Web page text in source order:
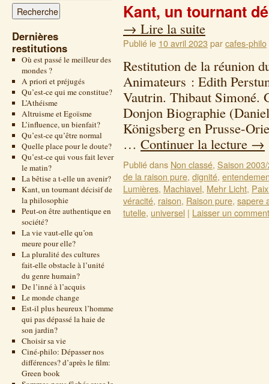
Dernières
restitutions
Où est passé le meilleur des
mondes ?
A priori et préjugés
Qu’est-ce qui me constitue?
L’Athéisme
Altruisme et Egoïsme
L’influence, un bienfait?
Qu’est-ce qu’être normal
Quelle place pour le doute?
Qu’est-ce qui vous fait lever
le matin?
La bêtise a t-elle un avenir?
Kant, un tournant décisif de
la philosophie
Peut-on être authentique en
société?
La vie vaut-elle qu’on
meure pour elle?
La pluralité des cultures
fait-elle obstacle à l’unité
du genre humain?
De l’inné à l’acquis
Le monde change
Est-il plus heureux l’homme
qui pas dépassé la haie de
son jardin?
Choisir sa vie
Ciné-philo: Dépasser nos
différences? d’après le film:
Green book
Kant, un tournant
→ Lire la suite
Publié le 10 avril 2023parcafes-philo
Restitution de la réunion
Animateurs : Edith
Vautrin. Thibaut Simoné.
Donjon Biographie
Königsberg en Prusse-
… Continuer la lecture →
Publié dans Non classé, Saison
de la raison pure, dignité,
Lumières, Machiavel, Mehr Licht,
véracité, raison, Raison pure, sapere
tutelle, universel | Laisser un